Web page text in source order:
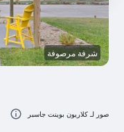
شرفة مرصوفة
صور لـ كلاريون بوينت جاسبر